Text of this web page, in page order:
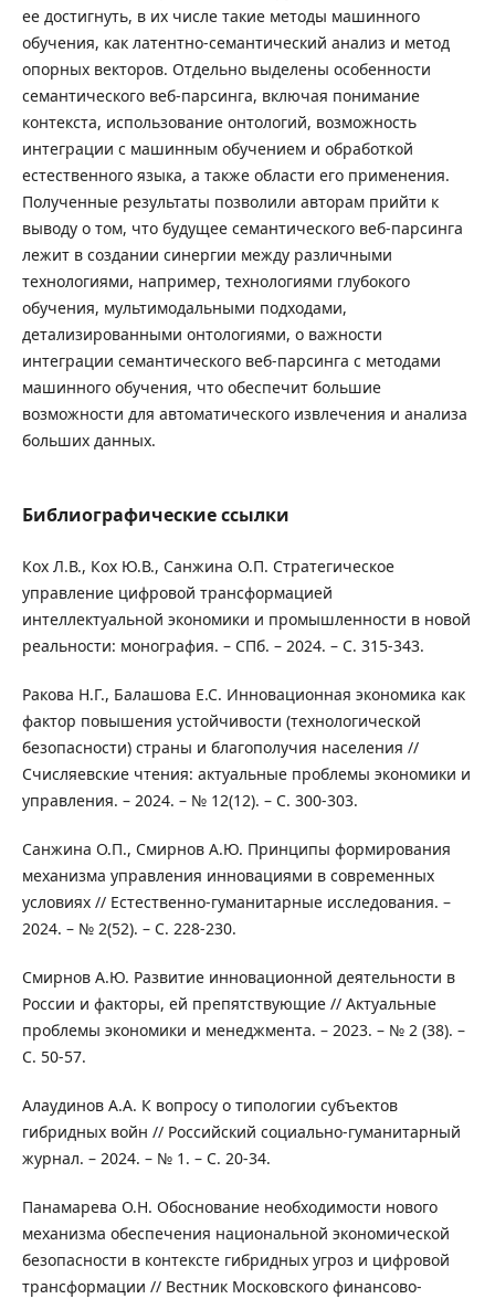
ее достигнуть, в их числе такие методы машинного
обучения, как латентно-семантический анализ и метод
опорных векторов. Отдельно выделены особенности
семантического веб-парсинга, включая понимание
контекста, использование онтологий, возможность
интеграции с машинным обучением и обработкой
естественного языка, а также области его применения.
Полученные результаты позволили авторам прийти к
выводу о том, что будущее семантического веб-парсинга
лежит в создании синергии между различными
технологиями, например, технологиями глубокого
обучения, мультимодальными подходами,
детализированными онтологиями, о важности
интеграции семантического веб-парсинга с методами
машинного обучения, что обеспечит большие
возможности для автоматического извлечения и анализа
больших данных.
Библиографические ссылки
Кох Л.В., Кох Ю.В., Санжина О.П. Стратегическое
управление цифровой трансформацией
интеллектуальной экономики и промышленности в новой
реальности: монография. – СПб. – 2024. – С. 315-343.
Ракова Н.Г., Балашова Е.С. Инновационная экономика как
фактор повышения устойчивости (технологической
безопасности) страны и благополучия населения //
Счисляевские чтения: актуальные проблемы экономики и
управления. – 2024. – № 12(12). – С. 300-303.
Санжина О.П., Смирнов А.Ю. Принципы формирования
механизма управления инновациями в современных
условиях // Естественно-гуманитарные исследования. –
2024. – № 2(52). – С. 228-230.
Смирнов А.Ю. Развитие инновационной деятельности в
России и факторы, ей препятствующие // Актуальные
проблемы экономики и менеджмента. – 2023. – № 2 (38). –
С. 50-57.
Алаудинов А.А. К вопросу о типологии субъектов
гибридных войн // Российский социально-гуманитарный
журнал. – 2024. – № 1. – С. 20-34.
Панамарева О.Н. Обоснование необходимости нового
механизма обеспечения национальной экономической
безопасности в контексте гибридных угроз и цифровой
трансформации // Вестник Московского финансово-